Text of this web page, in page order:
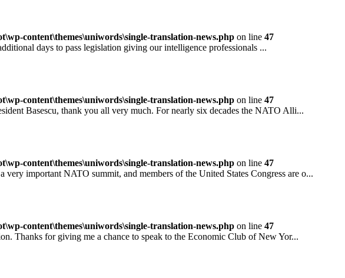
content\themes\uniwords\single-translation-news.php on line 47
days to pass legislation giving our intelligence professionals ...
content\themes\uniwords\single-translation-news.php on line 47
Basescu, thank you all very much. For nearly six decades the NATO Alli...
content\themes\uniwords\single-translation-news.php on line 47
important NATO summit, and members of the United States Congress are o...
content\themes\uniwords\single-translation-news.php on line 47
for giving me a chance to speak to the Economic Club of New Yor...